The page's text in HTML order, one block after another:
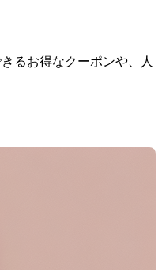
るお得なクーポンや、人